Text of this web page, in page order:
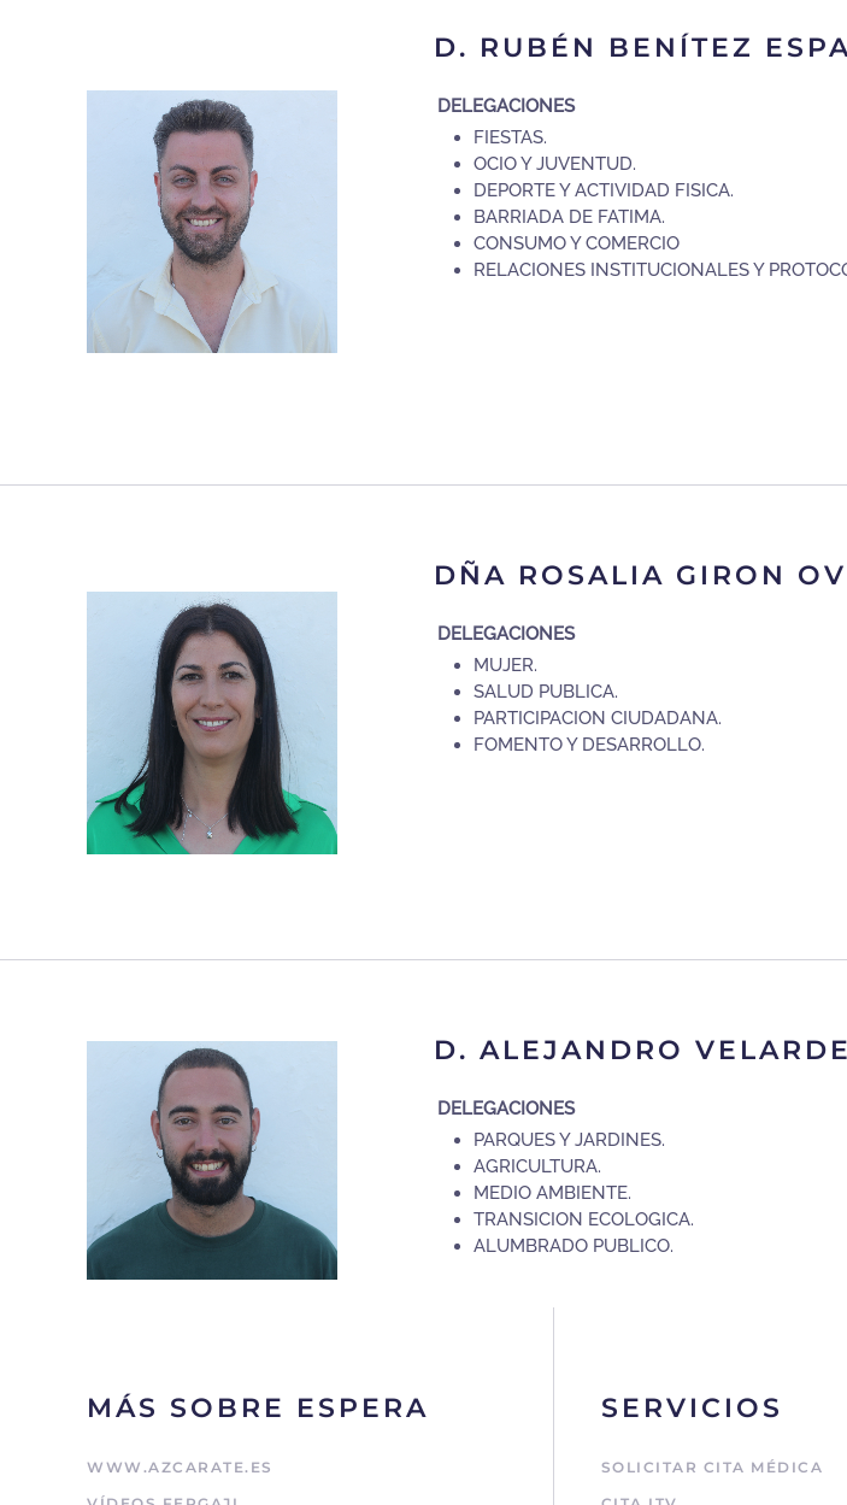
D. RUBÉN BENÍTEZ
DELEGACIONES
FIESTAS.
OCIO Y JUVENTUD.
DEPORTE Y ACTIVIDAD FISICA.
BARRIADA DE FATIMA.
CONSUMO Y COMERCIO
RELACIONES INSTITUCIONALES Y
DÑA ROSALIA GIRON
DELEGACIONES
MUJER.
SALUD PUBLICA.
PARTICIPACION CIUDADANA.
FOMENTO Y DESARROLLO.
D. ALEJANDRO
DELEGACIONES
PARQUES Y JARDINES.
AGRICULTURA.
MEDIO AMBIENTE.
TRANSICION ECOLOGICA.
ALUMBRADO PUBLICO.
MÁS SOBRE ESPERA
WWW.AZCARATE.ES
SERVICIOS
SOLICITAR CITA MÉDICA